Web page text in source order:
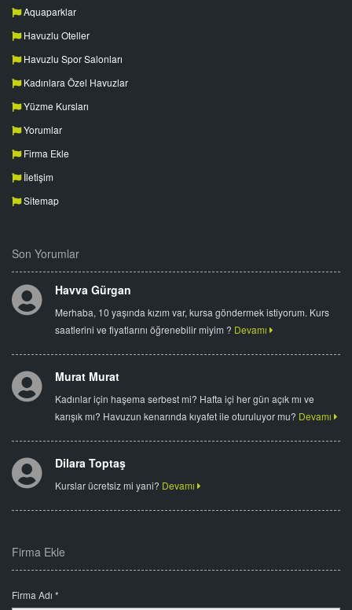
Aquaparklar
Havuzlu Oteller
Havuzlu Spor Salonları
Kadınlara Özel Havuzlar
Yüzme Kursları
Yorumlar
Firma Ekle
İletişim
Sitemap
Son Yorumlar
Havva Gürgan
Merhaba, 10 yaşında kızım var, kursa göndermek istiyorum. Kurs
saatlerini ve fiyatlarını öğrenebilir miyim ? Devamı
Murat Murat
Kadınlar için haşema serbest mi? Hafta içi her gün açık mı ve
karışık mı? Havuzun kenarında kıyafet ile oturuluyor mu? Devamı
Dilara Toptaş
Kurslar ücretsiz mi yani? Devamı
Firma Ekle
Firma Adı *